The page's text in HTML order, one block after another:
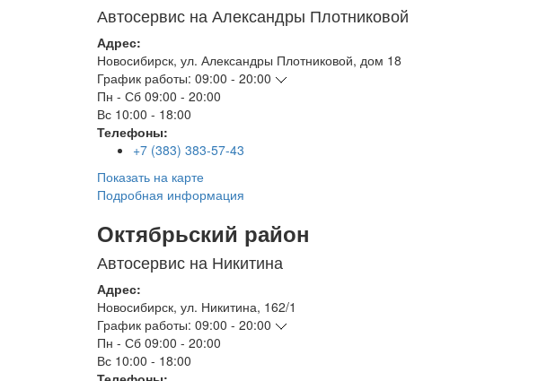
Автосервис на Александры Плотниковой
Адрес:
Новосибирск, ул. Александры Плотниковой, дом 18
График работы: 09:00 - 20:00
Пн - Сб 09:00 - 20:00
Вс 10:00 - 18:00
Телефоны:
+7 (383) 383-57-43
Показать на карте
Подробная информация
Октябрьский район
Автосервис на Никитина
Адрес:
Новосибирск, ул. Никитина, 162/1
График работы: 09:00 - 20:00
Пн - Сб 09:00 - 20:00
Вс 10:00 - 18:00